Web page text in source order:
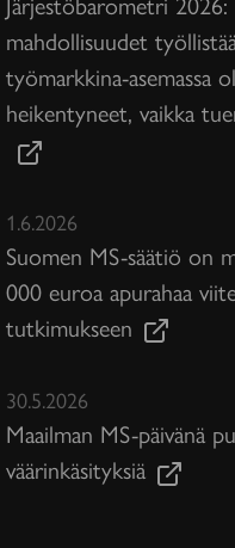
mahdollisuudet
työmarkkina-asemassa
heikentyneet, vaikka
1.6.2026
Suomen MS-säätiö on
000 euroa apurahaa
tutkimukseen
30.5.2026
Maailman MS-päivänä
väärinkäsityksiä